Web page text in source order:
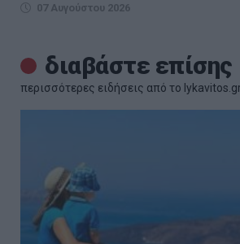
07 Αυγούστου 2026
διαβάστε επίσης
περισσότερες ειδήσεις από το lykavitos.gr